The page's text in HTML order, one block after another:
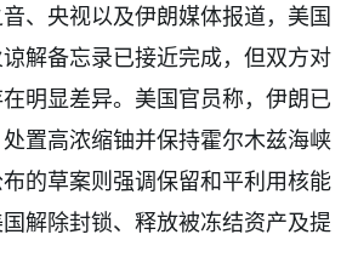
、央视以及伊朗媒体报道，美国
解备忘录已接近完成，但双方对
明显差异。美国官员称，伊朗已
置高浓缩铀并保持霍尔木兹海峡
的草案则强调保留和平利用核能
解除封锁、释放被冻结资产及提